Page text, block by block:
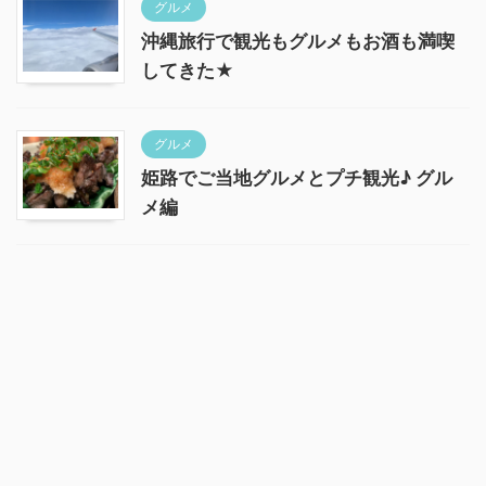
グルメ
沖縄旅行で観光もグルメもお酒も満喫
してきた★
グルメ
姫路でご当地グルメとプチ観光♪ グル
メ編